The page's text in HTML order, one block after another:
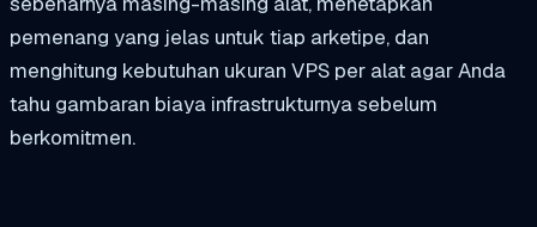
pemenang yang jelas untuk tiap arketipe, dan
menghitung kebutuhan ukuran VPS per alat agar Anda
tahu gambaran biaya infrastrukturnya sebelum
berkomitmen.